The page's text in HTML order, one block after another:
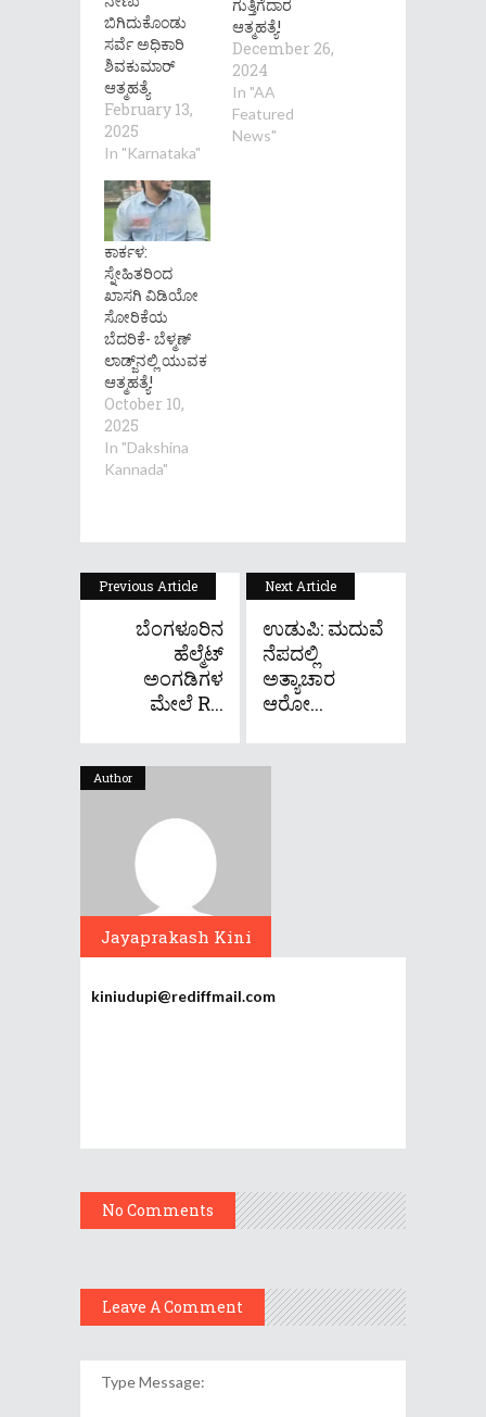
ಬಿಗಿದುಕೊಂಡು‌
ಸರ್ವೆ ಅಧಿಕಾರಿ
ಶಿವಕುಮಾರ್‌
ಆತ್ಮಹತ್ಯೆ
February 13,
2025
In "Karnataka"
ಗುತ್ತಿಗೆದಾರ
ಆತ್ಮಹತ್ಯೆ!
December 26,
2024
In "AA
Featured
News"
ಕಾರ್ಕಳ:
ಸ್ನೇಹಿತರಿಂದ
ಖಾಸಗಿ ವಿಡಿಯೋ
ಸೋರಿಕೆಯ
ಬೆದರಿಕೆ- ಬೆಳ್ಮಣ್
ಲಾಡ್ಜ್‌ನಲ್ಲಿ ಯುವಕ
ಆತ್ಮಹತ್ಯೆ!
October 10,
2025
In "Dakshina
Kannada"
Previous Article
ಬೆಂಗಳೂರಿನ
ಹೆಲ್ಮೆಟ್​
ಅಂಗಡಿಗಳ
ಮೇಲೆ R...
Next Article
ಉಡುಪಿ: ಮದುವೆ
ನೆಪದಲ್ಲಿ
ಅತ್ಯಾಚಾರ
ಆರೋ...
Author
Jayaprakash Kini
kiniudupi@rediffmail.com
No Comments
Leave A Comment